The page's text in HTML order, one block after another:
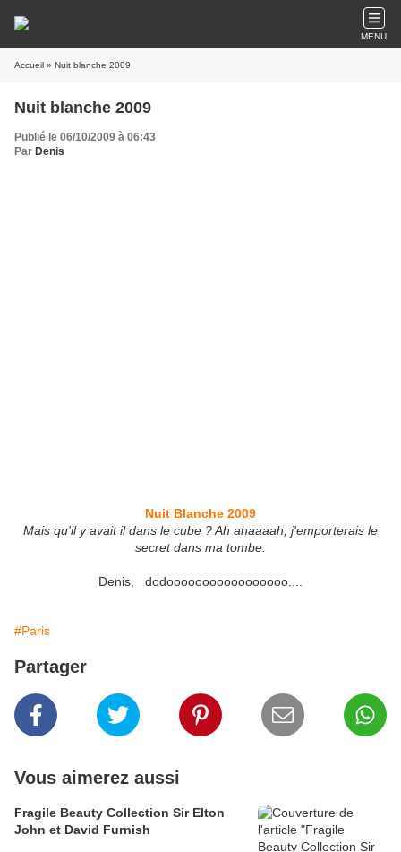
MENU
Accueil » Nuit blanche 2009
Nuit blanche 2009
Publié le 06/10/2009 à 06:43
Par Denis
Nuit Blanche 2009
Mais qu'il y avait il dans le cube ? Ah ahaaaah, j'emporterais le
secret dans ma tombe.
Denis, dodooooooooooooooooo....
#Paris
Partager
Vous aimerez aussi
Fragile Beauty Collection Sir Elton
John et David Furnish